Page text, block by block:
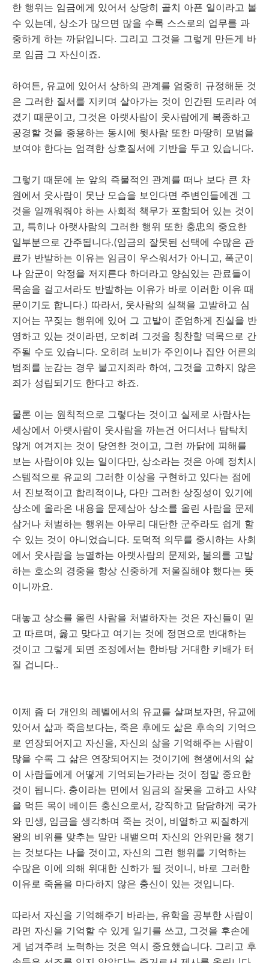
한 행위는 임금에게 있어서 상당히 골치 아픈 일이라고 볼
수 있는데, 상소가 많으면 많을 수록 스스로의 업무를 과
중하게 하는 까닭입니다. 그리고 그것을 그렇게 만든게 바
로 임금 그 자신이죠.
하여튼, 유교에 있어서 상하의 관계를 엄중히 규정해둔 것
은 그러한 질서를 지키며 살아가는 것이 인간된 도리라 여
겼기 때문이고, 그것은 아랫사람이 웃사람에게 복종하고
공경할 것을 종용하는 동시에 윗사람 또한 마땅히 모범을
보여야 한다는 엄격한 상호질서에 기반을 두고 있습니다.
그렇기 때문에 눈 앞의 즉물적인 관계를 떠나 보다 큰 차
원에서 웃사람이 못난 모습을 보인다면 주변인들에겐 그
것을 일깨워줘야 하는 사회적 책무가 포함되어 있는 것이
고, 특히나 아랫사람의 그러한 행위 또한 충忠의 중요한
일부분으로 간주됩니다.(임금의 잘못된 선택에 수많은 관
료가 반발하는 이유는 임금이 우스워서가 아니고, 폭군이
나 암군이 악정을 저지른다 하더라고 양심있는 관료들이
목숨을 걸고서라도 반발하는 이유가 바로 이러한 이유 때
문이기도 합니다.) 따라서, 웃사람의 실책을 고발하고 심
지어는 꾸짖는 행위에 있어 그 고발이 준엄하게 진실을 반
영하고 있는 것이라면, 오히려 그것을 칭찬할 덕목으로 간
주될 수도 있습니다. 오히려 노비가 주인이나 집안 어른의
범죄를 눈감는 경우 불고지죄라 하여, 그것을 고하지 않은
죄가 성립되기도 한다고 하죠.
물론 이는 원칙적으로 그렇다는 것이고 실제로 사람사는
세상에서 아랫사람이 웃사람을 까는건 어디서나 탐탁치
않게 여겨지는 것이 당연한 것이고, 그런 까닭에 피해를
보는 사람이야 있는 일이다만, 상소라는 것은 아예 정치시
스템적으로 유교의 그러한 이상을 구현하고 있다는 점에
서 진보적이고 합리적이나, 다만 그러한 상징성이 있기에
상소에 올라온 내용을 문제삼아 상소를 올린 사람을 문제
삼거나 처벌하는 행위는 아무리 대단한 군주라도 쉽게 할
수 있는 것이 아니었습니다. 도덕적 의무를 중시하는 사회
에서 웃사람을 능멸하는 아랫사람의 문제와, 불의를 고발
하는 호소의 경중을 항상 신중하게 저울질해야 했다는 뜻
이니까요.
대놓고 상소를 올린 사람을 처벌하자는 것은 자신들이 믿
고 따르며, 옳고 맞다고 여기는 것에 정면으로 반대하는
것이고 그렇게 되면 조정에서는 한바탕 거대한 키배가 터
질 겁니다..
이제 좀 더 개인의 레벨에서의 유교를 살펴보자면, 유교에
있어서 삶과 죽음보다는, 죽은 후에도 삶은 후속의 기억으
로 연장되어지고 자신을, 자신의 삶을 기억해주는 사람이
많을 수록 그 삶은 연장되어지는 것이기에 현생에서의 삶
이 사람들에게 어떻게 기억되는가라는 것이 정말 중요한
것이 됩니다. 충이라는 면에서 임금의 잘못을 고하고 사약
을 먹든 목이 베이든 충신으로서, 강직하고 담담하게 국가
와 민생, 임금을 생각하며 죽는 것이, 비열하고 찌질하게
왕의 비위를 맞추는 말만 내뱉으며 자신의 안위만을 챙기
는 것보다는 나을 것이고, 자신의 그런 행위를 기억하는
수많은 이에 의해 위대한 신하가 될 것이니, 바로 그러한
이유로 죽음을 마다하지 않은 충신이 있는 것입니다.
따라서 자신을 기억해주기 바라는, 유학을 공부한 사람이
라면 자신을 기억할 수 있게 일기를 쓰고, 그것을 후손에
게 넘겨주려 노력하는 것은 역시 중요했습니다. 그리고 후